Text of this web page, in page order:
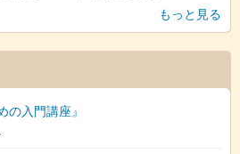
もっと見る
の入門講座』